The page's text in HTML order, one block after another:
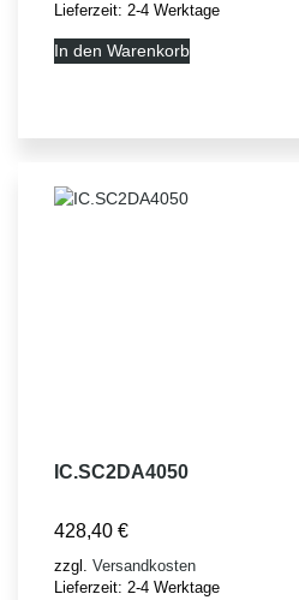
Lieferzeit: 2-4 Werktage
In den Warenkorb
IC.SC2DA4050
428,40 €
zzgl. Versandkosten
Lieferzeit: 2-4 Werktage